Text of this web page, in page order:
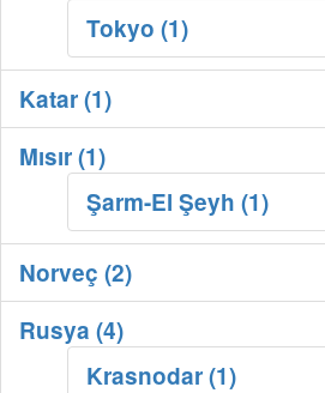
Tokyo (1)
Katar (1)
Mısır (1)
Şarm-El Şeyh (1)
Norveç (2)
Rusya (4)
Krasnodar (1)